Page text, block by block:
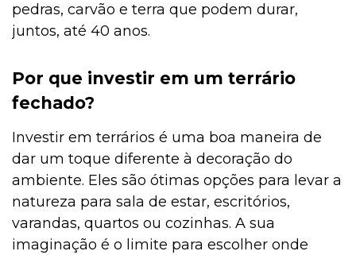
pedras, carvão e terra que podem durar,
juntos, até 40 anos.
Por que investir em um terrário
fechado?
Investir em terrários é uma boa maneira de
dar um toque diferente à decoração do
ambiente. Eles são ótimas opções para levar a
natureza para sala de estar, escritórios,
varandas, quartos ou cozinhas. A sua
imaginação é o limite para escolher onde